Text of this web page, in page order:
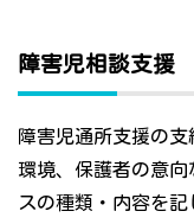
障害児相談支援
障害児通所支援の
環境、保護者の意
スの種類・内容を